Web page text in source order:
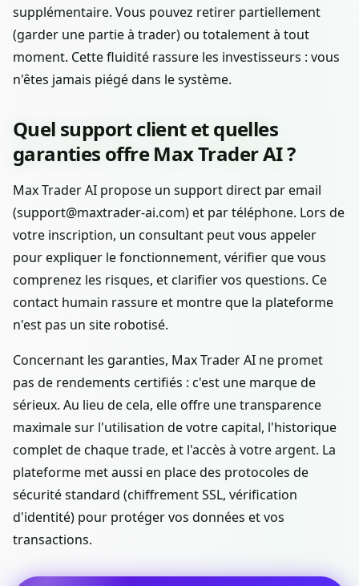
supplémentaire. Vous pouvez retirer partiellement
(garder une partie à trader) ou totalement à tout
moment. Cette fluidité rassure les investisseurs : vous
n'êtes jamais piégé dans le système.
Quel support client et quelles
garanties offre Max Trader AI ?
Max Trader AI propose un support direct par email
(support@maxtrader-ai.com) et par téléphone. Lors de
votre inscription, un consultant peut vous appeler
pour expliquer le fonctionnement, vérifier que vous
comprenez les risques, et clarifier vos questions. Ce
contact humain rassure et montre que la plateforme
n'est pas un site robotisé.
Concernant les garanties, Max Trader AI ne promet
pas de rendements certifiés : c'est une marque de
sérieux. Au lieu de cela, elle offre une transparence
maximale sur l'utilisation de votre capital, l'historique
complet de chaque trade, et l'accès à votre argent. La
plateforme met aussi en place des protocoles de
sécurité standard (chiffrement SSL, vérification
d'identité) pour protéger vos données et vos
transactions.